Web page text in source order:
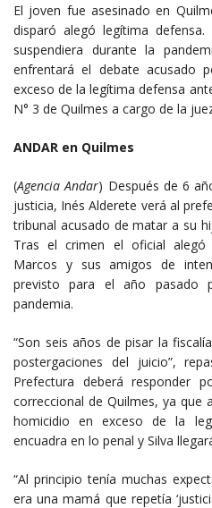
El joven fue asesinado en
disparó alegó legítima
suspendiera durante la
enfrentará el debate acusado
exceso de la legítima defensa
N° 3 de Quilmes a cargo de la
ANDAR en Quilmes
(Agencia Andar) Después de 6
justicia, Inés Alderete verá al
tribunal acusado de matar a su
Tras el crimen el oficial
Marcos y sus amigos de
previsto para el año pasado
pandemia.
“Son seis años de pisar la
postergaciones del juicio”,
Prefectura deberá responder
correccional de Quilmes, ya que
homicidio en exceso de la
encuadra en lo penal y Silva
“Al principio tenía muchas
era una mamá que repetía